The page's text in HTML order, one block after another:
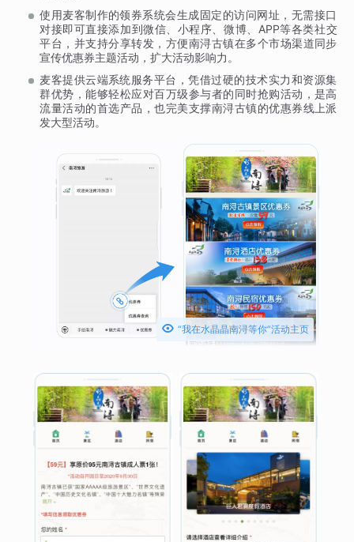
使用麦客制作的领券系统会生成固定的访问网址，无需接口
对接即可直接添加到微信、小程序、微博、APP等各类社交
平台，并支持分享转发，方便南浔古镇在多个市场渠道同步
宣传优惠券主题活动，扩大活动影响力。
麦客提供云端系统服务平台，凭借过硬的技术实力和资源集
群优势，能够轻松应对百万级参与者的同时抢购活动，是高
流量活动的首选产品，也完美支撑南浔古镇的优惠券线上派
发大型活动。
 “我在水晶晶南浔等你”活动主页